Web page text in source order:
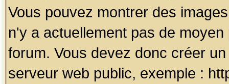
Vous pouvez montrer des
n'y a actuellement pas de
forum. Vous devez donc créer
serveur web public, exemple :